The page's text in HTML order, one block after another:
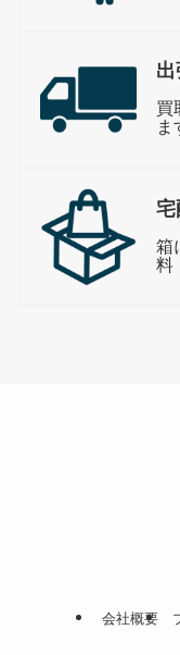
出
買
ま
宅
箱
料
会社概要